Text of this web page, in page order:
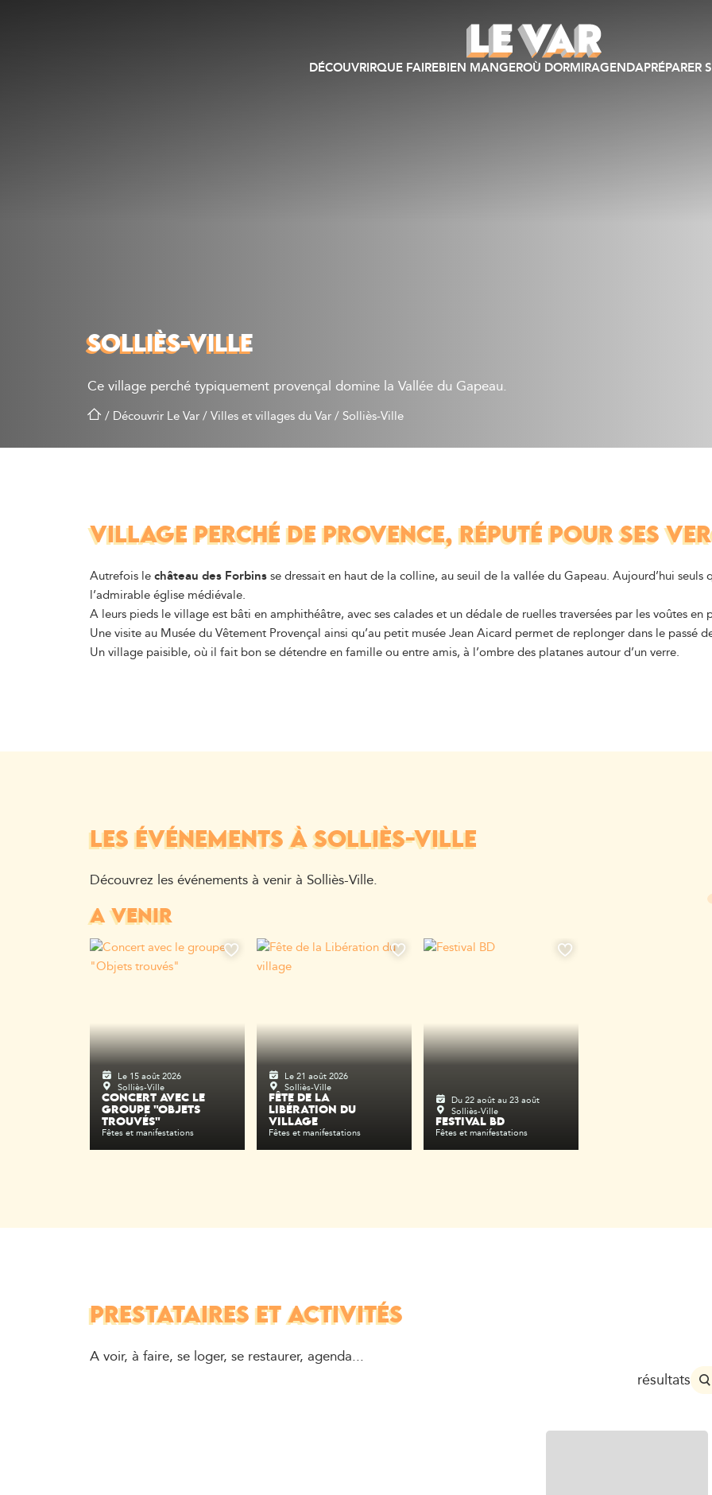
DÉCOUVRIRQUE FAIREBIEN MANGEROÙ DORMIRAGENDAPRÉPARER
SOLLIÈS-VILLE
Ce village perché typiquement provençal domine la Vallée du Gapeau.
/ Découvrir Le Var/Villes et villages du Var/ Solliès-Ville
VILLAGE PERCHÉ DE PROVENCE, RÉPUTÉ POUR SES
Autrefois lechâteau des Forbinsse dressait en haut de la colline, au seuil de la vallée du Gapeau. Aujourd’hui seuls
l’admirable église médiévale.
A leurs pieds le village est bâti en amphithéâtre, avec ses calades et un dédale de ruelles traversées par les voûtes en
Une visite au Musée du Vêtement Provençal ainsi qu’au petit musée Jean Aicard permet de replonger dans le passé
Un village paisible, où il fait bon se détendre en famille ou entre amis, à l’ombre des platanes autour d’un verre.
LES ÉVÉNEMENTS À SOLLIÈS-VILLE
Découvrez les événements à venir à Solliès-Ville.
A VENIR
Le 15 août 2026
Solliès-Ville
CONCERT AVEC LE
GROUPE "OBJETS
TROUVÉS"
Fêtes et manifestations
Le 21 août 2026
Solliès-Ville
FÊTE DE LA
LIBÉRATION DU
VILLAGE
Fêtes et manifestations
Du 22 août au 23 août
Solliès-Ville
FESTIVAL BD
Fêtes et manifestations
PRESTATAIRES ET ACTIVITÉS
A voir, à faire, se loger, se restaurer, agenda...
résultats